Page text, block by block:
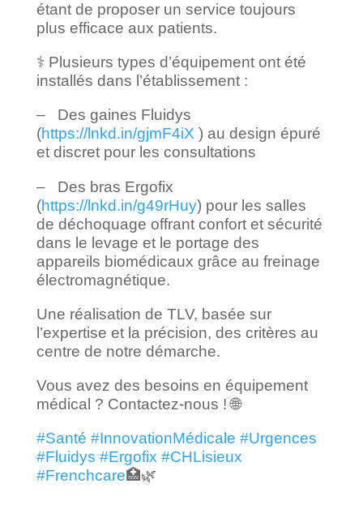
étant de proposer un service toujours
plus efficace aux patients.
⚕️ Plusieurs types d’équipement ont été
installés dans l’établissement :
– Des gaines Fluidys
(https://lnkd.in/gjmF4iX ) au design épuré
et discret pour les consultations
– Des bras Ergofix
(https://lnkd.in/g49rHuy) pour les salles
de déchoquage offrant confort et sécurité
dans le levage et le portage des
appareils biomédicaux grâce au freinage
électromagnétique.
Une réalisation de TLV, basée sur
l’expertise et la précision, des critères au
centre de notre démarche.
Vous avez des besoins en équipement
médical ? Contactez-nous ! 🌐
#Santé #InnovationMédicale #Urgences
#Fluidys #Ergofix #CHLisieux
#Frenchcare🏥🌿